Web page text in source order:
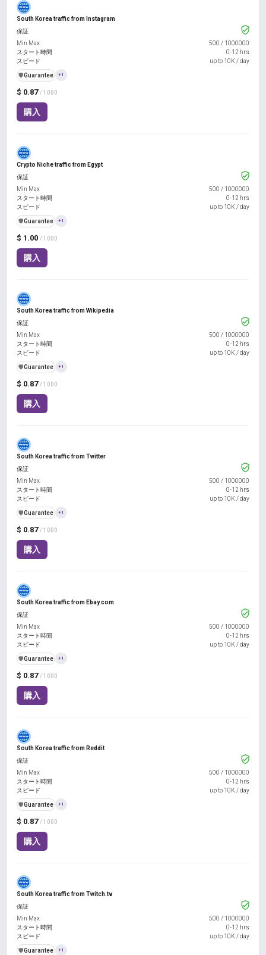
South Korea traffic from Instagram
$ 0.87 / 1000
購入
保証
Min Max
500 / 1000000
スタート時間
0-12 hrs
スピード
up to 10K / day
️🛡️Guarantee +1
Crypto Niche traffic from Egypt
$ 1.00 / 1000
購入
保証
Min Max
500 / 1000000
スタート時間
0-12 hrs
スピード
up to 10K / day
️🛡️Guarantee +1
South Korea traffic from Wikipedia
$ 0.87 / 1000
購入
保証
Min Max
500 / 1000000
スタート時間
0-12 hrs
スピード
up to 10K / day
️🛡️Guarantee +1
South Korea traffic from Twitter
$ 0.87 / 1000
購入
保証
Min Max
500 / 1000000
スタート時間
0-12 hrs
スピード
up to 10K / day
️🛡️Guarantee +1
South Korea traffic from Ebay.com
$ 0.87 / 1000
購入
保証
Min Max
500 / 1000000
スタート時間
0-12 hrs
スピード
up to 10K / day
️🛡️Guarantee +1
South Korea traffic from Reddit
$ 0.87 / 1000
購入
保証
Min Max
500 / 1000000
スタート時間
0-12 hrs
スピード
up to 10K / day
️🛡️Guarantee +1
South Korea traffic from Twitch.tv
保証
Min Max
500 / 1000000
スタート時間
0-12 hrs
スピード
up to 10K / day
️🛡️Guarantee +1